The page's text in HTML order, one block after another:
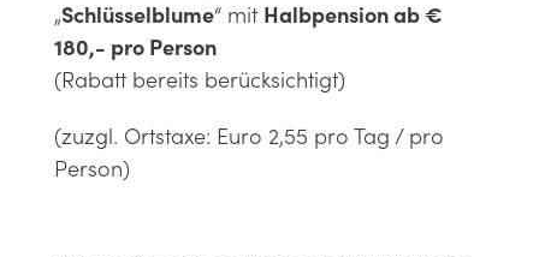
„Schlüsselblume“ mit Halbpension ab €
180,- pro Person
(Rabatt bereits berücksichtigt)
(zuzgl. Ortstaxe: Euro 2,55 pro Tag / pro
Person)